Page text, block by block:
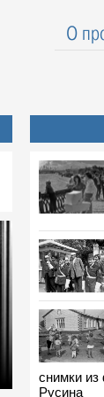
О
снимки из
Русина